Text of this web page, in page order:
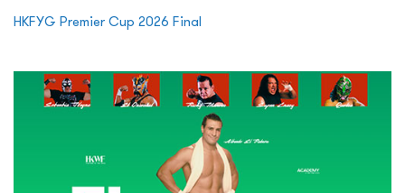
HKFYG Premier Cup 2026 Final